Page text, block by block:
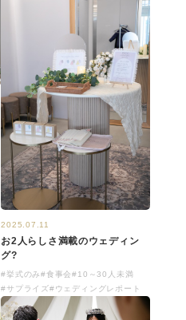
2025.07.11
お2人らしさ満載のウェディン
グ?
#挙式のみ#食事会#10～30人未満
#サプライズ#ウェディングレポート